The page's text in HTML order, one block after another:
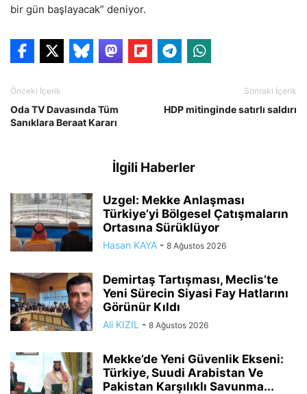
bir gün başlayacak” deniyor.
Önceki İçerik
Oda TV Davasında Tüm
Sanıklara Beraat Kararı
Sonraki İçerik
HDP mitinginde satırlı saldırı
İlgili Haberler
Uzgel: Mekke Anlaşması
Türkiye’yi Bölgesel Çatışmaların
Ortasına Sürüklüyor
Hasan KAYA - 8 Ağustos 2026
Demirtaş Tartışması, Meclis’te
Yeni Sürecin Siyasi Fay Hatlarını
Görünür Kıldı
Ali KIZIL - 8 Ağustos 2026
Mekke’de Yeni Güvenlik Ekseni:
Türkiye, Suudi Arabistan Ve
Pakistan Karşılıklı Savunma...